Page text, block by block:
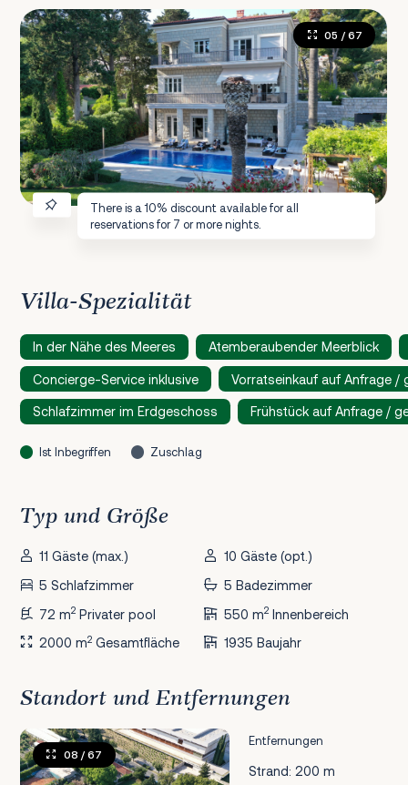
There is a 10% discount available for all
reservations for 7 or more nights.
05 / 67
Villa-Spezialität
In der Nähe des Meeres Atemberaubender Meerblick
Concierge-Service inklusive Vorratseinkauf auf Anfrage /
Schlafzimmer im Erdgeschoss Frühstück auf Anfrage /
Ist Inbegriffen Zuschlag
Typ und Größe
11 Gäste (max.)
10 Gäste (opt.)
5 Schlafzimmer
5 Badezimmer
72 m2 Privater pool 550 m2Innenbereich
2000 m2 Gesamtfläche 1935 Baujahr
Standort und Entfernungen
Entfernungen
Strand: 200 m
08 / 67